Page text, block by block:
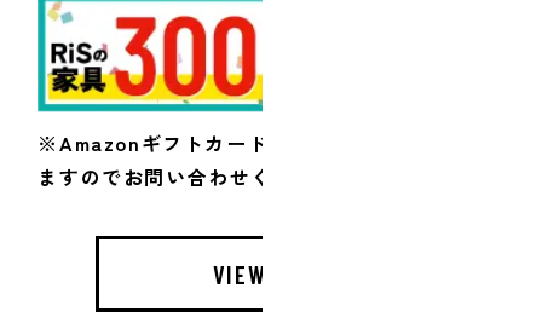
※Amazonギフトカードの進呈は、条件がござい
ますのでお問い合わせください。
VIEW MORE